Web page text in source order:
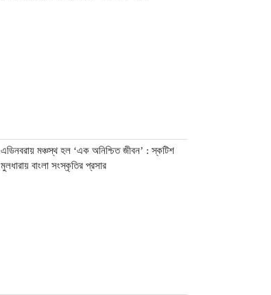
এডিনবরায় মঞ্চস্থ হল ‘এক অনিশ্চিত জীবন’ : স্কটিশ
মুলধারায় বাংলা সংস্কৃতির প্রসার